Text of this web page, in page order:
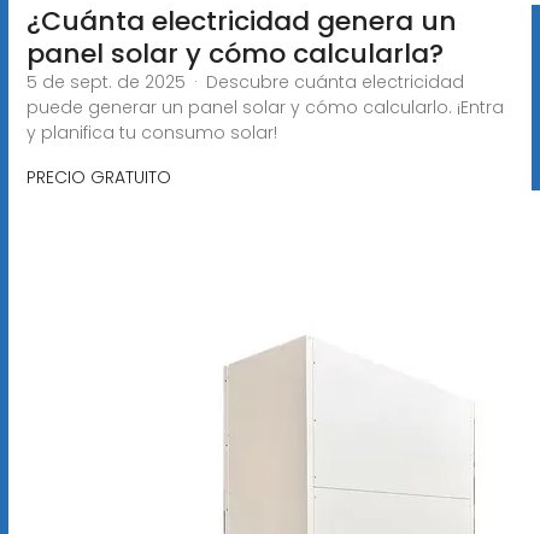
¿Cuánta electricidad genera un
panel solar y cómo calcularla?
5 de sept. de 2025 · Descubre cuánta electricidad
puede generar un panel solar y cómo calcularlo. ¡Entra
y planifica tu consumo solar!
PRECIO GRATUITO